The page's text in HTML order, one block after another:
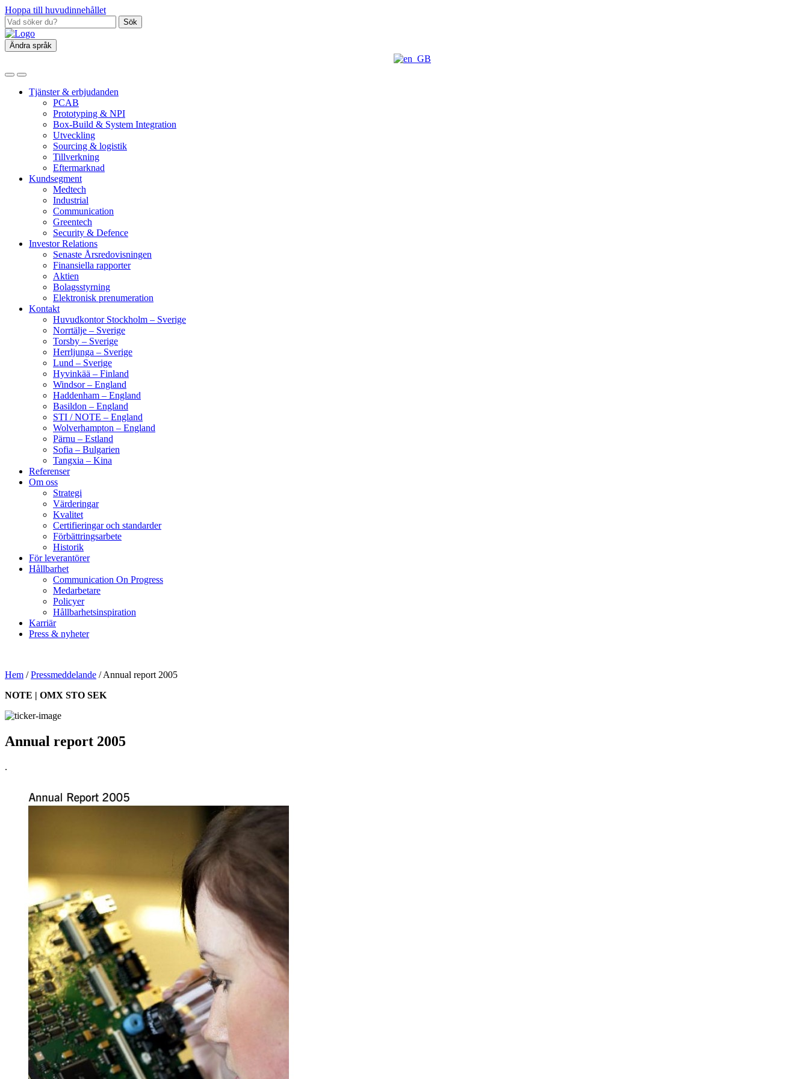
Hoppa till huvudinnehållet
Sök
Ändra språk
Tjänster & erbjudanden
PCAB
Prototyping & NPI
Box‑Build & System Integration
Utveckling
Sourcing & logistik
Tillverkning
Eftermarknad
Kundsegment
Medtech
Industrial
Communication
Greentech
Security & Defence
Investor Relations
Senaste Årsredovisningen
Finansiella rapporter
Aktien
Bolagsstyrning
Elektronisk prenumeration
Kontakt
Huvudkontor Stockholm – Sverige
Norrtälje – Sverige
Torsby – Sverige
Herrljunga – Sverige
Lund – Sverige
Hyvinkää – Finland
Windsor – England
Haddenham – England
Basildon – England
STI / NOTE – England
Wolverhampton – England
Pärnu – Estland
Sofia – Bulgarien
Tangxia – Kina
Referenser
Om oss
Strategi
Värderingar
Kvalitet
Certifieringar och standarder
Förbättringsarbete
Historik
För leverantörer
Hållbarhet
Communication On Progress
Medarbetare
Policyer
Hållbarhetsinspiration
Karriär
Press & nyheter
Hem /Pressmeddelande /Annual report 2005
NOTE | OMX STO SEK
Annual report 2005
.